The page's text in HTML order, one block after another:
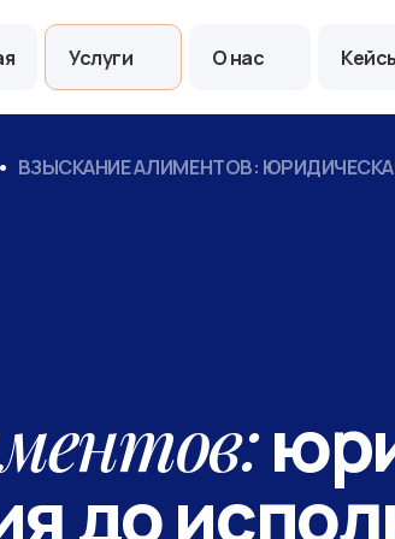
Услуги О нас
• ВЗЫСКАНИЕ АЛИМЕНТОВ:
до